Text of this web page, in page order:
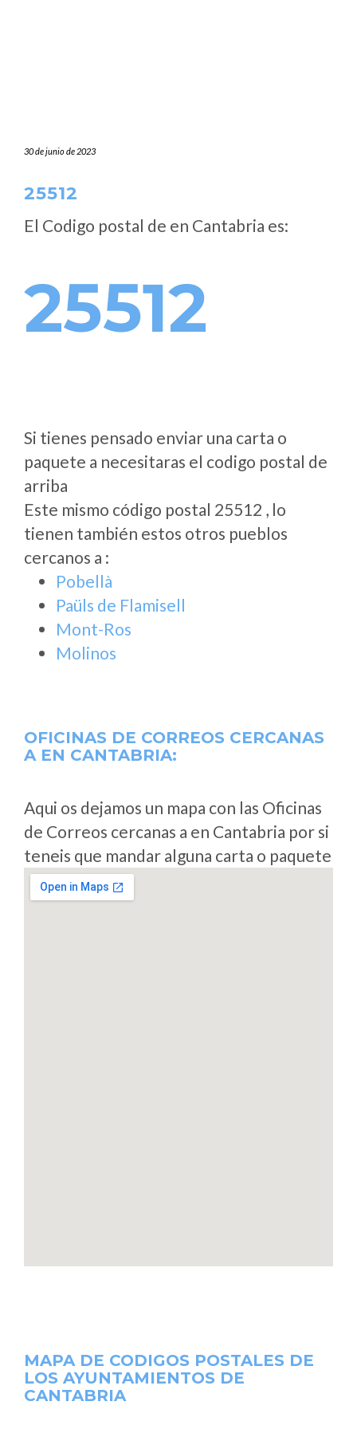
30 de junio de 2023
25512
El Codigo postal de en Cantabria es:
25512
Si tienes pensado enviar una carta o
paquete a necesitaras el codigo postal de
arriba
Este mismo código postal 25512 , lo
tienen también estos otros pueblos
cercanos a :
Pobellà
Paüls de Flamisell
Mont-Ros
Molinos
OFICINAS DE CORREOS CERCANAS
A EN CANTABRIA:
Aqui os dejamos un mapa con las Oficinas
de Correos cercanas a en Cantabria por si
teneis que mandar alguna carta o paquete
MAPA DE CODIGOS POSTALES DE
LOS AYUNTAMIENTOS DE
CANTABRIA